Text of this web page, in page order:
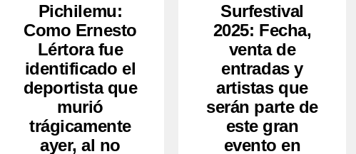
Pichilemu:
Como Ernesto
Lértora fue
identificado el
deportista que
murió
trágicamente
ayer, al no
Surfestival
2025: Fecha,
venta de
entradas y
artistas que
serán parte de
este gran
evento en